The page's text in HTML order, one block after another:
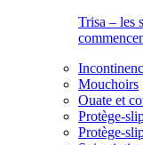
Trisa – les
Mouchoirs
Ouate et
Protège-
Protège-